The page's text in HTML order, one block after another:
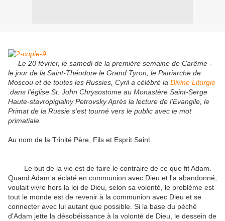
Le 20 février, le samedi de la première semaine de Carême -
le jour de la Saint-Théodore le Grand Tyron, le Patriarche de
Moscou et de toutes les Russies, Cyril a célébré la Divine Liturgie
.dans l'église St. John Chrysostome au Monastère Saint-Serge
Haute-stavropigialny Petrovsky Après la lecture de l'Evangile, le
Primat de la Russie s'est tourné vers le public avec le mot
primatiale.
Au nom de la Trinité Père, Fils et Esprit Saint.
Le but de la vie est de faire le contraire de ce que fit Adam.
Quand Adam a éclaté en communion avec Dieu et l'a abandonné,
voulait vivre hors la loi de Dieu, selon sa volonté, le problème est
tout le monde est de revenir à la communion avec Dieu et se
connecter avec lui autant que possible. Si la base du péché
d'Adam jette la désobéissance à la volonté de Dieu, le dessein de